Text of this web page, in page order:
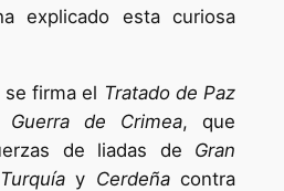
explicado esta curiosa
se firma el Tratado de Paz
Guerra de Crimea, que
de liadas de Gran
y Cerdeñacontra